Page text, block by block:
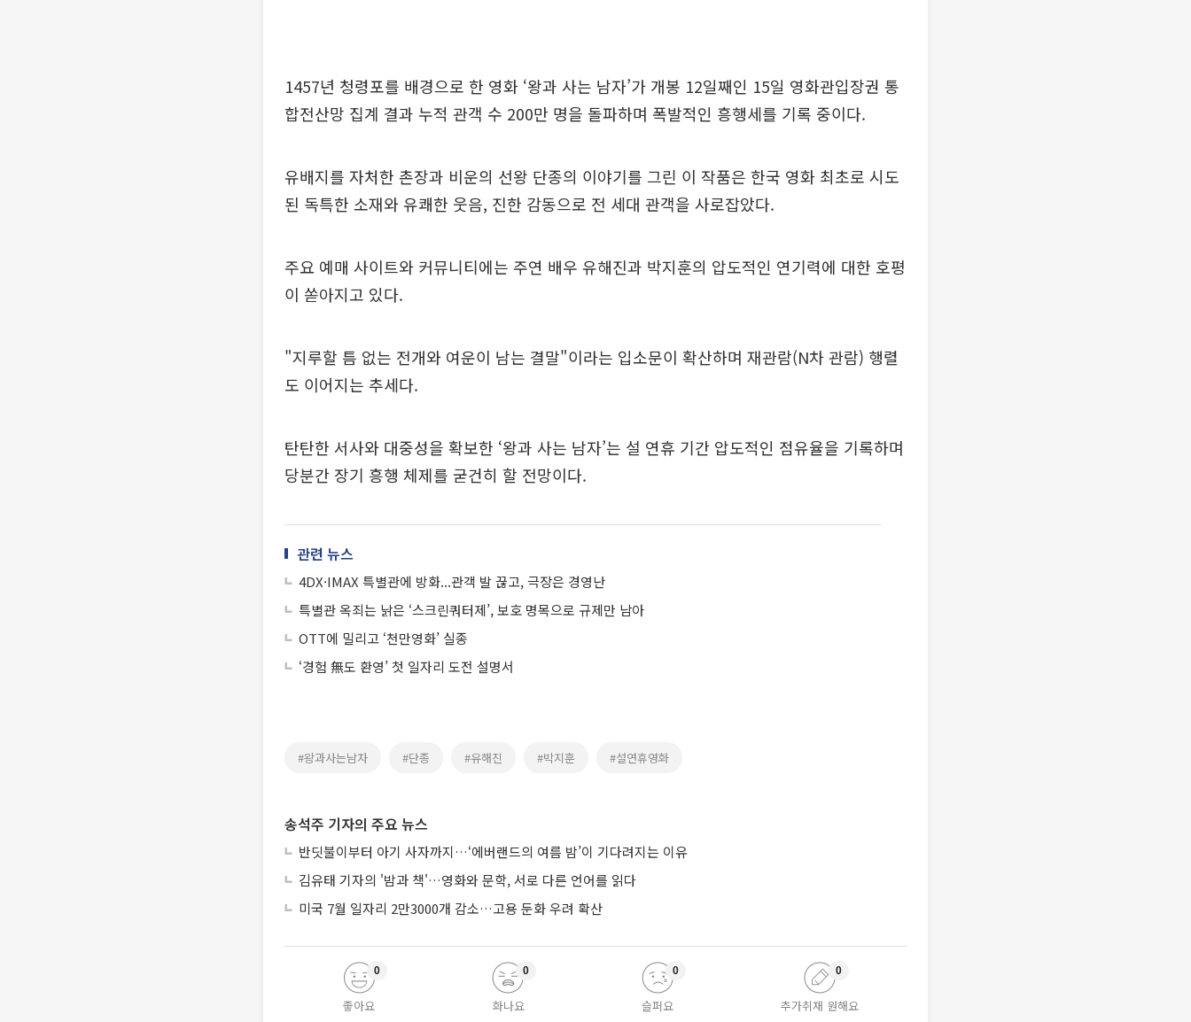
1457년 청령포를 배경으로 한 영화 ‘왕과 사는 남자’가 개봉 12일째인 15일 영화관입장권 통
합전산망 집계 결과 누적 관객 수 200만 명을 돌파하며 폭발적인 흥행세를 기록 중이다.
유배지를 자처한 촌장과 비운의 선왕 단종의 이야기를 그린 이 작품은 한국 영화 최초로 시도
된 독특한 소재와 유쾌한 웃음, 진한 감동으로 전 세대 관객을 사로잡았다.
주요 예매 사이트와 커뮤니티에는 주연 배우 유해진과 박지훈의 압도적인 연기력에 대한 호평
이 쏟아지고 있다.
"지루할 틈 없는 전개와 여운이 남는 결말"이라는 입소문이 확산하며 재관람(N차 관람) 행렬
도 이어지는 추세다.
탄탄한 서사와 대중성을 확보한 ‘왕과 사는 남자’는 설 연휴 기간 압도적인 점유율을 기록하며
당분간 장기 흥행 체제를 굳건히 할 전망이다.
관련 뉴스
4DX·IMAX 특별관에 방화...관객 발 끊고, 극장은 경영난
특별관 옥죄는 낡은 ‘스크린쿼터제’, 보호 명목으로 규제만 남아
OTT에 밀리고 ‘천만영화’ 실종
‘경험 無도 환영’ 첫 일자리 도전 설명서
#왕과사는남자 #단종 #유해진 #박지훈 #설연휴영화
송석주 기자의 주요 뉴스
반딧불이부터 아기 사자까지…‘에버랜드의 여름 밤’이 기다려지는 이유
김유태 기자의 '밤과 책'…영화와 문학, 서로 다른 언어를 읽다
미국 7월 일자리 2만3000개 감소…고용 둔화 우려 확산
좋아요
0
화나요
0
슬퍼요
0
추가취재 원해요
0